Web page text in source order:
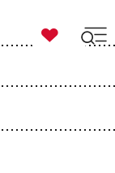

taz zahl ich